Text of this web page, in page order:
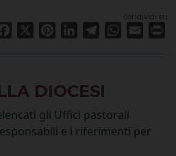
condividi su
Facebook PinterestLinkedInTelegramWhatsApp
Email
DIOCESI
gli Uffici pastorali
e i riferimenti per